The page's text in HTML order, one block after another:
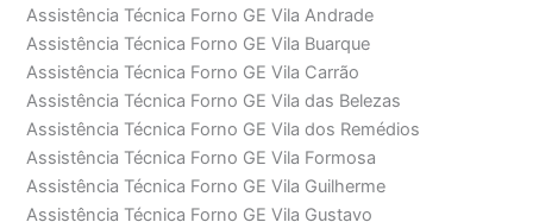
Assistência Técnica Forno GE Vila Andrade
Assistência Técnica Forno GE Vila Buarque
Assistência Técnica Forno GE Vila Carrão
Assistência Técnica Forno GE Vila das Belezas
Assistência Técnica Forno GE Vila dos Remédios
Assistência Técnica Forno GE Vila Formosa
Assistência Técnica Forno GE Vila Guilherme
Assistência Técnica Forno GE Vila Gustavo